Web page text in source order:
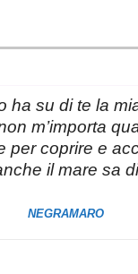
ha su di te la
m’importa
per coprire e
il mare sa
NEGRAMARO